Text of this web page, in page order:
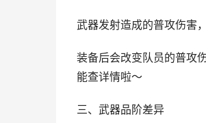
武器发射造成的普攻伤害
装备后会改变队员的普攻
能查详情啦～
三、武器品阶差异